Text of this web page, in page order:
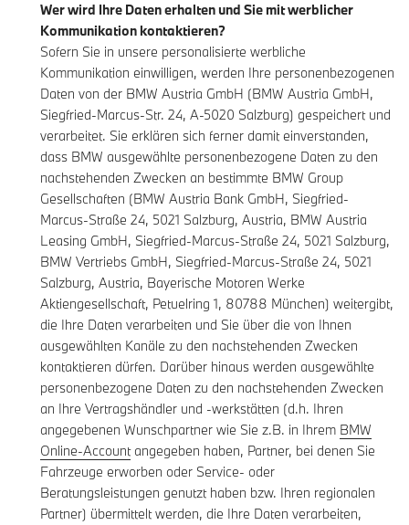
Wer wird Ihre Daten erhalten und Sie mit werblicher
Kommunikation kontaktieren?
Sofern Sie in unsere personalisierte werbliche
Kommunikation einwilligen, werden Ihre personenbezogenen
Daten von der BMW Austria GmbH (BMW Austria GmbH,
Siegfried-Marcus-Str. 24, A-5020 Salzburg) gespeichert und
verarbeitet. Sie erklären sich ferner damit einverstanden,
dass BMW ausgewählte personenbezogene Daten zu den
nachstehenden Zwecken an bestimmte BMW Group
Gesellschaften (BMW Austria Bank GmbH, Siegfried-
Marcus-Straße 24, 5021 Salzburg, Austria, BMW Austria
Leasing GmbH, Siegfried-Marcus-Straße 24, 5021 Salzburg,
BMW Vertriebs GmbH, Siegfried-Marcus-Straße 24, 5021
Salzburg, Austria, Bayerische Motoren Werke
Aktiengesellschaft, Petuelring 1, 80788 München) weitergibt,
die Ihre Daten verarbeiten und Sie über die von Ihnen
ausgewählten Kanäle zu den nachstehenden Zwecken
kontaktieren dürfen. Darüber hinaus werden ausgewählte
personenbezogene Daten zu den nachstehenden Zwecken
an Ihre Vertragshändler und -werkstätten (d.h. Ihren
angegebenen Wunschpartner wie Sie z.B. in Ihrem BMW
Online-Accountangegeben haben, Partner, bei denen Sie
Fahrzeuge erworben oder Service- oder
Beratungsleistungen genutzt haben bzw. Ihren regionalen
Partner) übermittelt werden, die Ihre Daten verarbeiten,